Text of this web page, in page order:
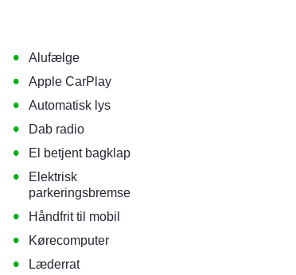
• Alufælge
• Apple CarPlay
• Automatisk lys
• Dab radio
• El betjent bagklap
•
Elektrisk
parkeringsbremse
• Håndfrit til mobil
• Kørecomputer
• Læderrat